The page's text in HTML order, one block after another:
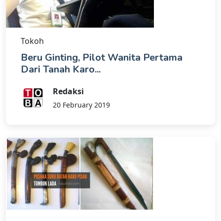
Tokoh
Beru Ginting, Pilot Wanita Pertama
Dari Tanah Karo...
Redaksi
20 February 2019